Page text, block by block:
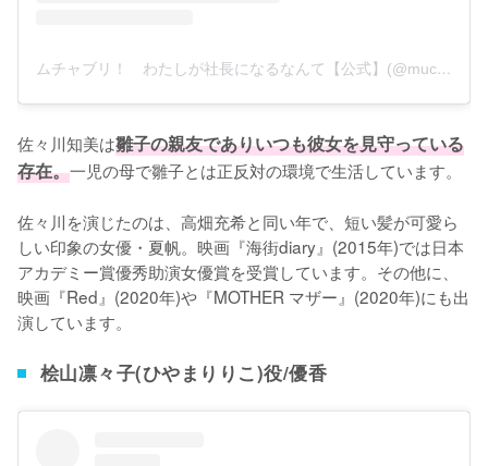
ムチャブリ！ わたしが社長になるなんて【公式】(@muchaburi_ntv)がシェアした投稿
佐々川知美は雛子の親友でありいつも彼女を見守っている
存在。一児の母で雛子とは正反対の環境で生活しています。
佐々川を演じたのは、高畑充希と同い年で、短い髪が可愛ら
しい印象の女優・夏帆。映画『海街diary』(2015年)では日本
アカデミー賞優秀助演女優賞を受賞しています。その他に、
映画『Red』(2020年)や『MOTHER マザー』(2020年)にも出
演しています。
桧山凛々子(ひやまりりこ)役/優香